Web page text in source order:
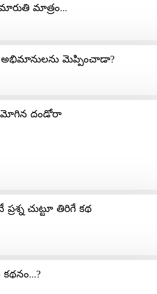
మాత్రం...
అభిమానులను మెప్పించాడా?
మోగిన దండోరా
చుట్టూ తిరిగే కథ